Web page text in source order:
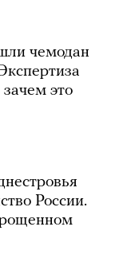
чемодан
зачем это
России.